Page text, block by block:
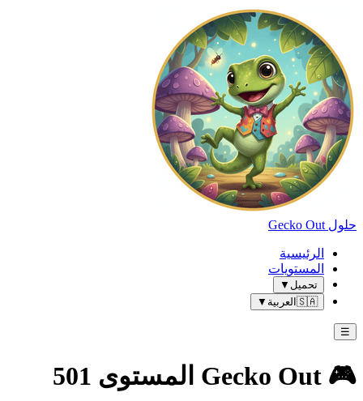
حلول Gecko Out
الرئيسية
المستويات
تحميل ▼
🇸🇦 العربية ▼
☰
🎮 Gecko Out المستوى 501